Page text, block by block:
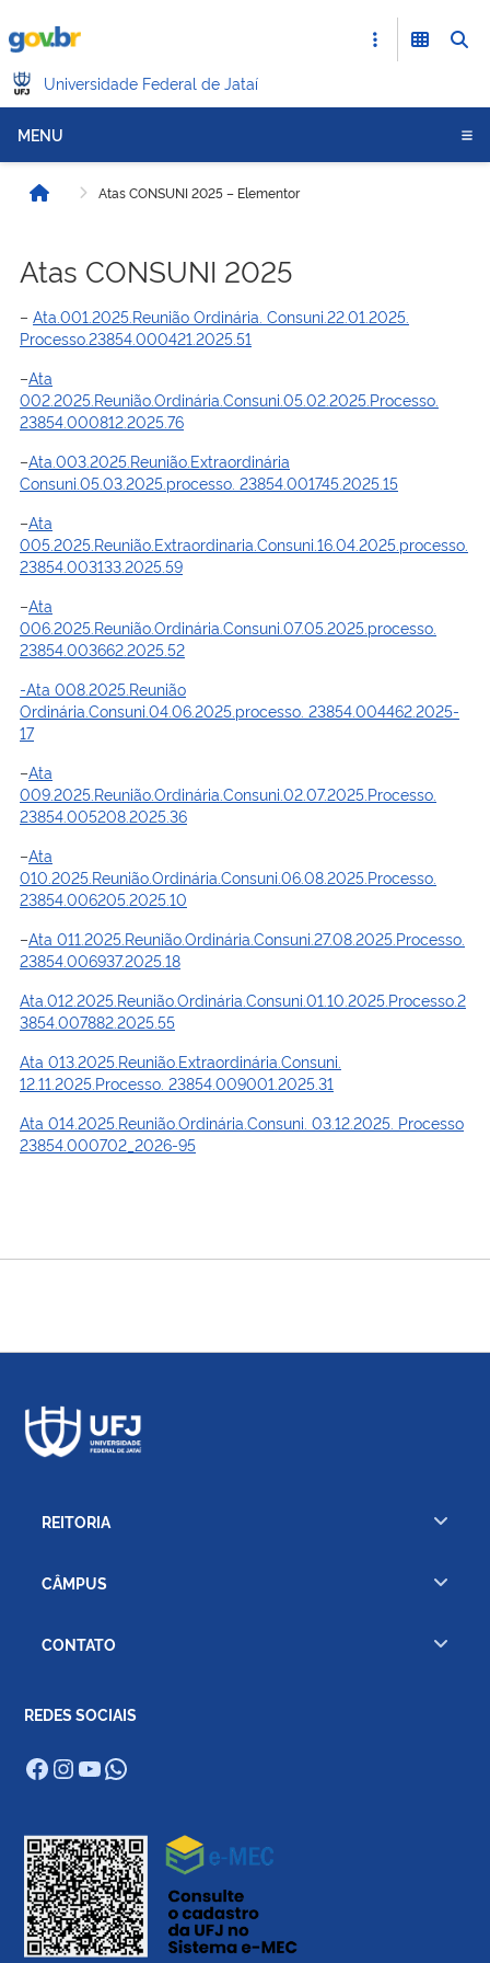
Universidade Federal de Jataí
MENU
Início Atas CONSUNI 2025 – Elementor
Atas CONSUNI 2025
– Ata.001.2025.Reunião Ordinária. Consuni.22.01.2025.
Processo.23854.000421.2025.51
–Ata
002.2025.Reunião.Ordinária.Consuni.05.02.2025.Processo.
23854.000812.2025.76
–Ata.003.2025.Reunião.Extraordinária
Consuni.05.03.2025.processo. 23854.001745.2025.15
–Ata
005.2025.Reunião.Extraordinaria.Consuni.16.04.2025.processo.
23854.003133.2025.59
–Ata
006.2025.Reunião.Ordinária.Consuni.07.05.2025.processo.
23854.003662.2025.52
-Ata 008.2025.Reunião
Ordinária.Consuni.04.06.2025.processo. 23854.004462.2025-
17
–Ata
009.2025.Reunião.Ordinária.Consuni.02.07.2025.Processo.
23854.005208.2025.36
–Ata
010.2025.Reunião.Ordinária.Consuni.06.08.2025.Processo.
23854.006205.2025.10
–Ata 011.2025.Reunião.Ordinária.Consuni.27.08.2025.Processo.
23854.006937.2025.18
Ata.012.2025.Reunião.Ordinária.Consuni.01.10.2025.Processo.2
3854.007882.2025.55
Ata 013.2025.Reunião.Extraordinária.Consuni.
12.11.2025.Processo. 23854.009001.2025.31
Ata 014.2025.Reunião.Ordinária.Consuni. 03.12.2025. Processo
23854.000702_2026-95
REITORIA
CÂMPUS
CONTATO
REDES SOCIAIS